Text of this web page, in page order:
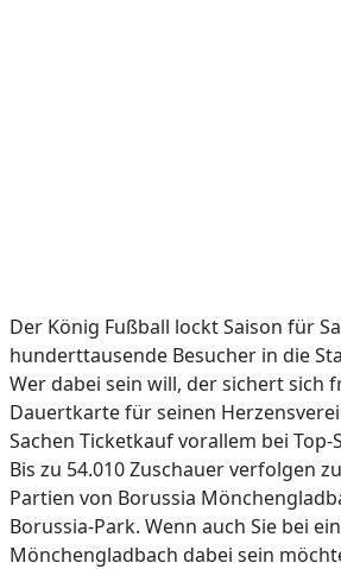
Der König Fußball lockt Saison für
hunderttausende Besucher in die
Wer dabei sein will, der sichert sich
Dauertkarte für seinen
Sachen Ticketkauf vorallem bei Top-
Bis zu 54.010 Zuschauer verfolgen
Partien von Borussia
Borussia-Park. Wenn auch Sie bei
Mönchengladbach dabei sein